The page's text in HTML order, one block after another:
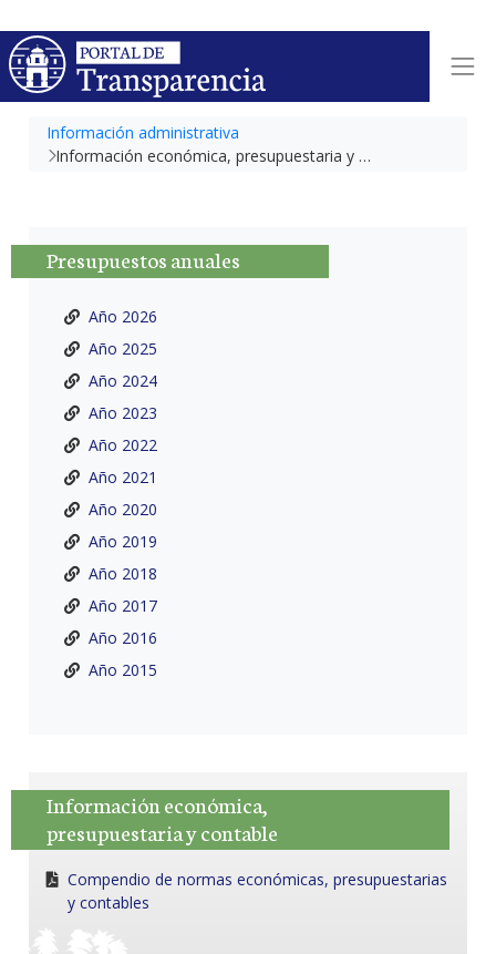
Información administrativa
Información económica, presupuestaria y contable
Presupuestos anuales
Año 2026
Año 2025
Año 2024
Año 2023
Año 2022
Año 2021
Año 2020
Año 2019
Año 2018
Año 2017
Año 2016
Año 2015
Información económica,
presupuestaria y contable
Compendio de normas económicas, presupuestarias
y contables